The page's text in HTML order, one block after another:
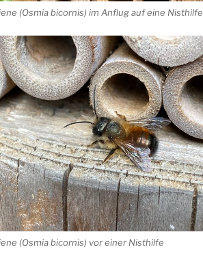
(Osmia bicornis) im Anflug auf eine Nisthilfe
(Osmia bicornis) vor einer Nisthilfe